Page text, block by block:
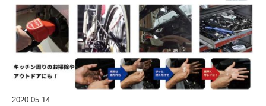
2020.05.14